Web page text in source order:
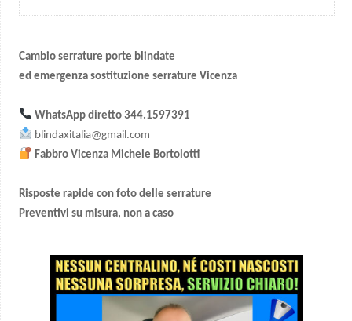
Cambio serrature porte blindate
ed emergenza sostituzione serrature Vicenza
WhatsApp diretto 344.1597391
blindaxitalia@gmail.com
Fabbro Vicenza Michele Bortolotti
Risposte rapide con foto delle serrature
Preventivi su misura, non a caso